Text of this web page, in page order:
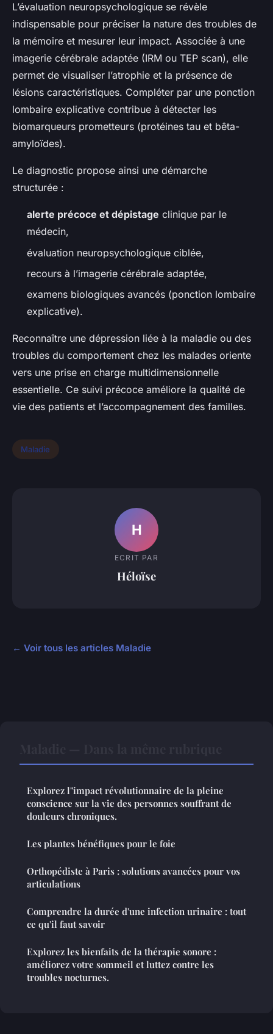
L’évaluation neuropsychologique se révèle
indispensable pour préciser la nature des troubles de
la mémoire et mesurer leur impact. Associée à une
imagerie cérébrale adaptée (IRM ou TEP scan), elle
permet de visualiser l’atrophie et la présence de
lésions caractéristiques. Compléter par une ponction
lombaire explicative contribue à détecter les
biomarqueurs prometteurs (protéines tau et bêta-
amyloïdes).
Le diagnostic propose ainsi une démarche
structurée :
alerte précoce et dépistage clinique par le
médecin,
évaluation neuropsychologique ciblée,
recours à l’imagerie cérébrale adaptée,
examens biologiques avancés (ponction lombaire
explicative).
Reconnaître une dépression liée à la maladie ou des
troubles du comportement chez les malades oriente
vers une prise en charge multidimensionnelle
essentielle. Ce suivi précoce améliore la qualité de
vie des patients et l’accompagnement des familles.
Maladie
H
ECRIT PAR
Héloïse
← Voir tous les articles Maladie
Explorez l"impact révolutionnaire de la pleine
conscience sur la vie des personnes souffrant de
douleurs chroniques.
Les plantes bénéfiques pour le foie
Orthopédiste à Paris : solutions avancées pour vos
articulations
Comprendre la durée d'une infection urinaire : tout
ce qu'il faut savoir
Explorez les bienfaits de la thérapie sonore :
améliorez votre sommeil et luttez contre les
troubles nocturnes.